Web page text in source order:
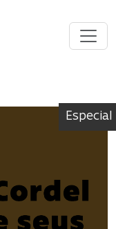
Especial